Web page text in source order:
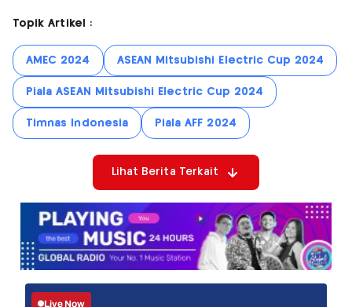
Topik Artikel :
AMEC 2024 ASEAN Mitsubishi Electric Cup 2024
Piala ASEAN Mitsubishi Electric Cup 2024
Timnas Indonesia Piala AFF 2024
Lihat Berita Terkait
Live Now